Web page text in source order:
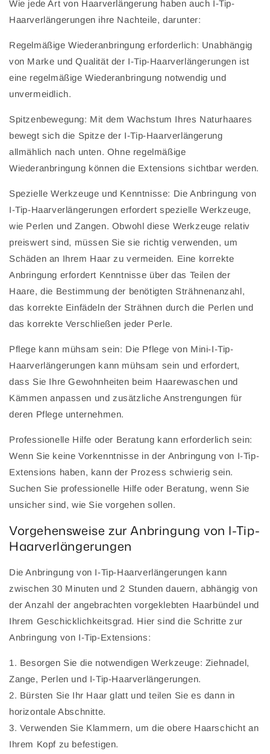
Wie jede Art von Haarverlängerung haben auch I-Tip-
Haarverlängerungen ihre Nachteile, darunter:
Regelmäßige Wiederanbringung erforderlich: Unabhängig
von Marke und Qualität der I-Tip-Haarverlängerungen ist
eine regelmäßige Wiederanbringung notwendig und
unvermeidlich.
Spitzenbewegung: Mit dem Wachstum Ihres Naturhaares
bewegt sich die Spitze der I-Tip-Haarverlängerung
allmählich nach unten. Ohne regelmäßige
Wiederanbringung können die Extensions sichtbar werden.
Spezielle Werkzeuge und Kenntnisse: Die Anbringung von
I-Tip-Haarverlängerungen erfordert spezielle Werkzeuge,
wie Perlen und Zangen. Obwohl diese Werkzeuge relativ
preiswert sind, müssen Sie sie richtig verwenden, um
Schäden an Ihrem Haar zu vermeiden. Eine korrekte
Anbringung erfordert Kenntnisse über das Teilen der
Haare, die Bestimmung der benötigten Strähnenanzahl,
das korrekte Einfädeln der Strähnen durch die Perlen und
das korrekte Verschließen jeder Perle.
Pflege kann mühsam sein: Die Pflege von Mini-I-Tip-
Haarverlängerungen kann mühsam sein und erfordert,
dass Sie Ihre Gewohnheiten beim Haarewaschen und
Kämmen anpassen und zusätzliche Anstrengungen für
deren Pflege unternehmen.
Professionelle Hilfe oder Beratung kann erforderlich sein:
Wenn Sie keine Vorkenntnisse in der Anbringung von I-Tip-
Extensions haben, kann der Prozess schwierig sein.
Suchen Sie professionelle Hilfe oder Beratung, wenn Sie
unsicher sind, wie Sie vorgehen sollen.
Vorgehensweise zur Anbringung von I-Tip-
Haarverlängerungen
Die Anbringung von I-Tip-Haarverlängerungen kann
zwischen 30 Minuten und 2 Stunden dauern, abhängig von
der Anzahl der angebrachten vorgeklebten Haarbündel und
Ihrem Geschicklichkeitsgrad. Hier sind die Schritte zur
Anbringung von I-Tip-Extensions:
1. Besorgen Sie die notwendigen Werkzeuge: Ziehnadel,
Zange, Perlen und I-Tip-Haarverlängerungen.
2. Bürsten Sie Ihr Haar glatt und teilen Sie es dann in
horizontale Abschnitte.
3. Verwenden Sie Klammern, um die obere Haarschicht an
Ihrem Kopf zu befestigen.